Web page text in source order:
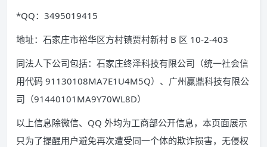
*QQ：3495019415
地址：石家庄市裕华区方村镇贾村新村 B 区 10-2-403
同法人下公司包括：石家庄终泽科技有限公司（统一社会信
用代码 91130108MA7E1U4M5Q）、广州赢鼎科技有限公
司（91440101MA9Y70WL8D）
以上信息除微信、QQ 外均为工商部公开信息，本页面展示
只为了提醒用户避免再次遭受同一个体的欺诈损害，无侵权